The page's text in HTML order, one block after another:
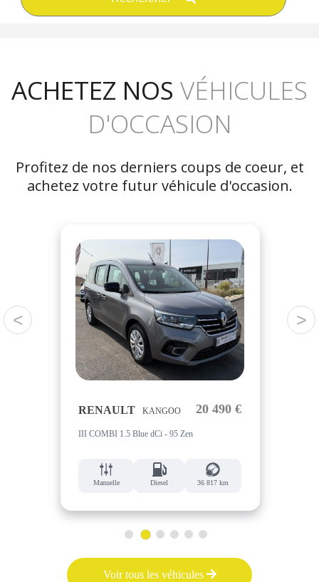
ACHETEZ NOS VÉHICULES
D'OCCASION
Profitez de nos derniers coups de coeur, et
achetez votre futur véhicule d'occasion.
<
RENAULT KANGOO 20 490 €
III COMBI 1.5 Blue dCi - 95 Zen
Manuelle Diesel 36 817 km
>
Voir tous les véhicules